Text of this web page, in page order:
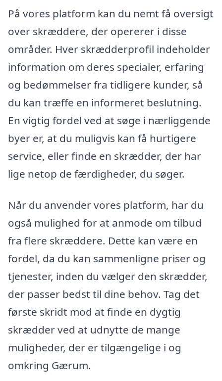
På vores platform kan du nemt få oversigt
over skræddere, der opererer i disse
områder. Hver skrædderprofil indeholder
information om deres specialer, erfaring
og bedømmelser fra tidligere kunder, så
du kan træffe en informeret beslutning.
En vigtig fordel ved at søge i nærliggende
byer er, at du muligvis kan få hurtigere
service, eller finde en skrædder, der har
lige netop de færdigheder, du søger.
Når du anvender vores platform, har du
også mulighed for at anmode om tilbud
fra flere skræddere. Dette kan være en
fordel, da du kan sammenligne priser og
tjenester, inden du vælger den skrædder,
der passer bedst til dine behov. Tag det
første skridt mod at finde en dygtig
skrædder ved at udnytte de mange
muligheder, der er tilgængelige i og
omkring Gærum.